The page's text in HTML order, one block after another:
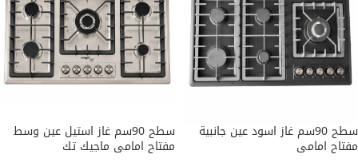
سطح 90سم غاز اسود عين جانبية
مفتاح امامى
سطح 90سم غاز استيل عين وسط
مفتاح امامى ماجيك تك